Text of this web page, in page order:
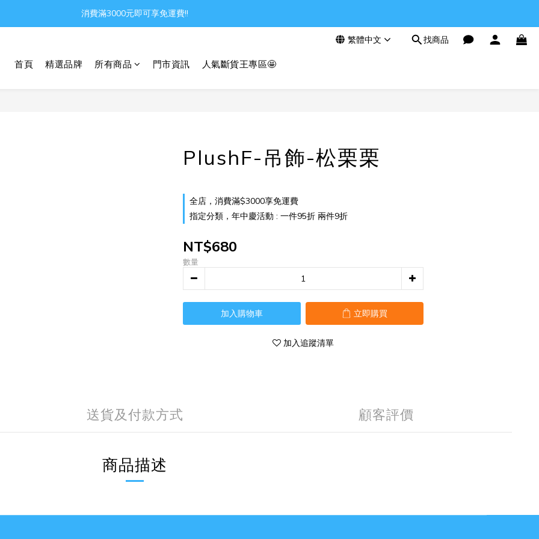
Gather all the joys in the world
消費滿3000元即可享免運費!!
繁體中文 找商品
首頁 精選品牌 所有商品 門市資訊 人氣斷貨王專區🤩
PlushF-吊飾-松栗栗
全店，消費滿$3000享免運費
指定分類，年中慶活動 : 一件95折 兩件9折
NT$680
數量
加入購物車 立即購買
加入追蹤清單
送貨及付款方式 顧客評價
商品描述